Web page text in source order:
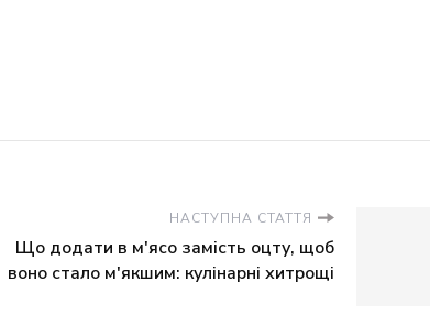
НАСТУПНА СТАТТЯ
Що додати в м'ясо замість оцту, щоб
воно стало м'якшим: кулінарні хитрощі